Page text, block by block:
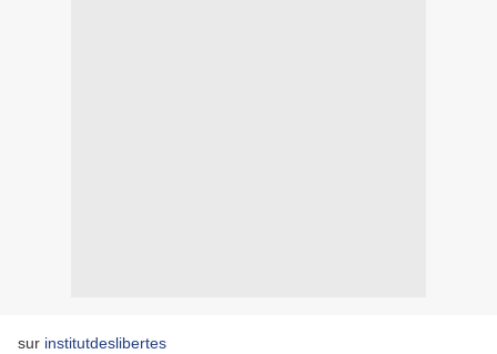
sur institutdeslibertes